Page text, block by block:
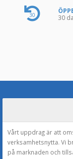
30
30
Vårt uppdrag är att
verksamhetsnytta. Vi
på marknaden och